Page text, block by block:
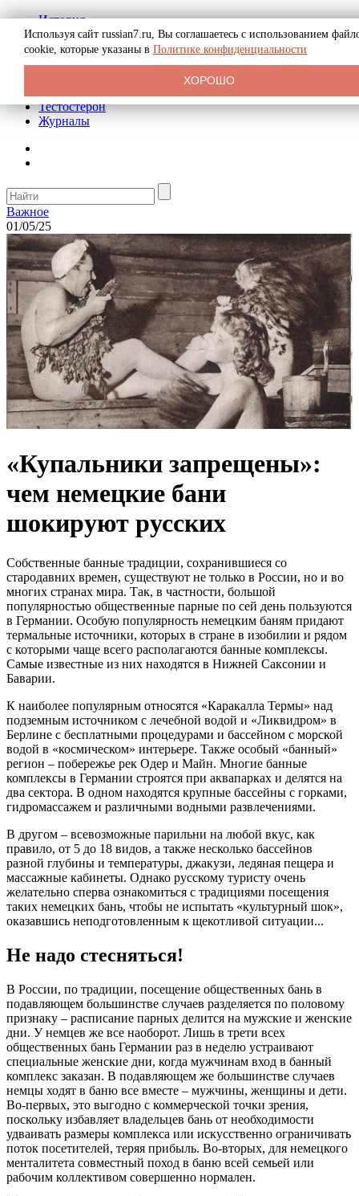
История
Биография
Криминал
Реклама на сайте
Тестостерон
Журналы
Важное
01/05/25
«Купальники запрещены»:
чем немецкие бани
шокируют русских
Собственные банные традиции, сохранившиеся со
стародавних времен, существуют не только в России, но и во
многих странах мира. Так, в частности, большой
популярностью общественные парные по сей день пользуются
в Германии. Особую популярность немецким баням придают
термальные источники, которых в стране в изобилии и рядом
с которыми чаще всего располагаются банные комплексы.
Самые известные из них находятся в Нижней Саксонии и
Баварии.
К наиболее популярным относятся «Каракалла Термы» над
подземным источником с лечебной водой и «Ликвидром» в
Берлине с бесплатными процедурами и бассейном с морской
водой в «космическом» интерьере. Также особый «банный»
регион – побережье рек Одер и Майн. Многие банные
комплексы в Германии строятся при аквапарках и делятся на
два сектора. В одном находятся крупные бассейны с горками,
гидромассажем и различными водными развлечениями.
В другом – всевозможные парильни на любой вкус, как
правило, от 5 до 18 видов, а также несколько бассейнов
разной глубины и температуры, джакузи, ледяная пещера и
массажные кабинеты. Однако русскому туристу очень
желательно сперва ознакомиться с традициями посещения
таких немецких бань, чтобы не испытать «культурный шок»,
оказавшись неподготовленным к щекотливой ситуации...
Не надо стесняться!
В России, по традиции, посещение общественных бань в
подавляющем большинстве случаев разделяется по половому
признаку – расписание парных делится на мужские и женские
дни. У немцев же все наоборот. Лишь в трети всех
общественных бань Германии раз в неделю устраивают
специальные женские дни, когда мужчинам вход в банный
комплекс заказан. В подавляющем же большинстве случаев
немцы ходят в баню все вместе – мужчины, женщины и дети.
Во-первых, это выгодно с коммерческой точки зрения,
поскольку избавляет владельцев бань от необходимости
удваивать размеры комплекса или искусственно ограничивать
поток посетителей, теряя прибыль. Во-вторых, для немецкого
менталитета совместный поход в баню всей семьей или
рабочим коллективом совершенно нормален.
Используя сайт russian7.ru, Вы соглашаетесь с использованием
cookie, которые указаны в Политике конфиденциальности
ХОРОШО